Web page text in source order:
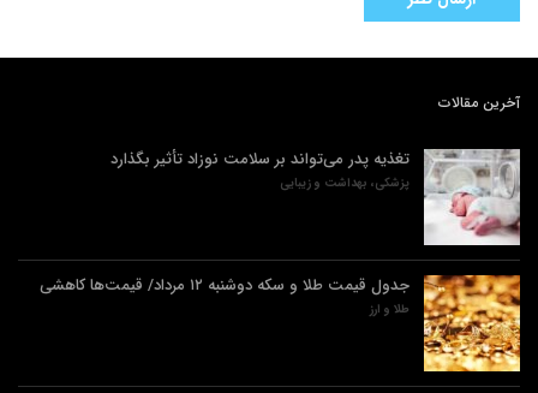
آخرین مقالات
تغذیه پدر می‌تواند بر سلامت نوزاد تأثیر بگذارد
پزشکی، بهداشت و زیبایی
جدول قیمت طلا و سکه دوشنبه ۱۲ مرداد/ قیمت‌ها کاهشی
طلا و ارز